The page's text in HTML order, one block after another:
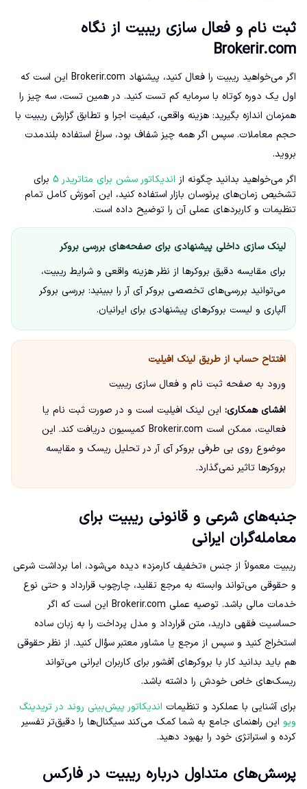
ثبت نام و فعال سازی ریبیت از نگاه
Brokerir.com
اگر می‌خواهید ریبیت را فعال کنید، پیشنهاد Brokerir.com این است که
اول یک دوره کوتاه با سرمایه کم تست کنید. در همین تست، سه چیز را
همزمان اندازه بگیرید: هزینه واقعی، کیفیت اجرا و تطابق گزارش ریبیت با
حجم معاملات. سپس اگر همه چیز شفاف بود، سراغ استفاده بلندمدت
بروید.
اگر می‌خواهید بدانید چگونه از اندیکاتور سشن برای متاتریدر 5
برای
تشخیص زمان‌های پرنوسان بازار استفاده کنید، این آموزش کامل تمام
تنظیمات و کاربردهای عملی آن را توضیح داده است.
لینک سازی داخلی پیشنهادی برای صفحه‌های بررسی بروکر
برای مقایسه دقیق بروکرها از نظر هزینه واقعی و شرایط ریبیت،
می‌توانید بررسی‌های تخصصی بروکر آی آر را ببینید: بررسی بروکر
آلپاری و لیست بروکرهای پیشنهادی برای ایرانیان.
افتتاح حساب از طریق لینک افیلیت
ورود به صفحه ثبت نام و فعال سازی ریبیت
افشای همکاری: این لینک افیلیت است و در صورت ثبت نام یا
فعالیت، ممکن است Brokerir.com کمیسیون دریافت کند. این
موضوع روی بی طرفی بروکر آی آر در تحلیل ریسک و مقایسه
بروکرها تاثیر نمی‌گذارد.
جنبه‌های شرعی و قانونی ریبیت برای
معامله‌گران ایرانی
ریبیت معمولاً از جنس «تخفیف کارمزد» دیده می‌شود، اما برداشت شرعی
و حقوقی می‌تواند وابسته به مرجع تقلید، چارچوب قرارداد و حتی نوع
خدمات مالی باشد. توصیه عملی Brokerir.com این است که اگر
حساسیت فقهی دارید، متن قرارداد و مدل پرداخت را به زبان ساده
استخراج کنید و سپس از مرجع یا مشاور معتبر سؤال کنید. از نظر حقوقی
هم باید بدانید کار با بروکرهای آفشور برای کاربران ایرانی می‌تواند
ریسک‌های خاص خودش را داشته باشد.
برای آشنایی با عملکرد و تنظیمات اندیکاتور پیش‌بینی روند در تریدینگ
ویو این راهنمای جامع به شما کمک می‌کند سیگنال‌ها را دقیق‌تر تفسیر
کرده و استراتژی خود را بهبود دهید.
پرسش‌های متداول درباره ریبیت در فارکس